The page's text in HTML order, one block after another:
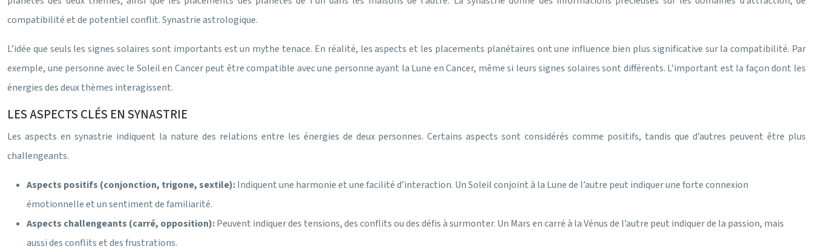
compatibilité et de potentiel conflit. Synastrie astrologique.
L’idée que seuls les signes solaires sont importants est un mythe tenace. En réalité, les aspects et les placements planétaires ont une influence bien plus significative sur la compatibilité. Par
exemple, une personne avec le Soleil en Cancer peut être compatible avec une personne ayant la Lune en Cancer, même si leurs signes solaires sont différents. L’important est la façon dont les
énergies des deux thèmes interagissent.
LES ASPECTS CLÉS EN SYNASTRIE
Les aspects en synastrie indiquent la nature des relations entre les énergies de deux personnes. Certains aspects sont considérés comme positifs, tandis que d’autres peuvent être plus
challengeants.
Aspects positifs (conjonction, trigone, sextile):Indiquent une harmonie et une facilité d’interaction. Un Soleil conjoint à la Lune de l’autre peut indiquer une forte connexion
émotionnelle et un sentiment de familiarité.
Aspects challengeants (carré, opposition):Peuvent indiquer des tensions, des conflits ou des défis à surmonter. Un Mars en carré à la Vénus de l’autre peut indiquer de la passion, mais
aussi des conflits et des frustrations.